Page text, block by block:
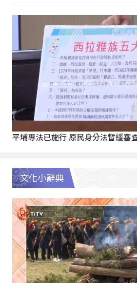
平埔專法已施行 原民身分法暫緩審
文化小辭典